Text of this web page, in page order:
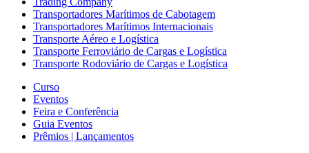
Transportadores Marítimos de Cabotagem
Transportadores Marítimos Internacionais
Transporte Aéreo e Logística
Transporte Ferroviário de Cargas e Logística
Transporte Rodoviário de Cargas e Logística
Curso
Eventos
Feira e Conferência
Guia Eventos
Prêmios | Lançamentos